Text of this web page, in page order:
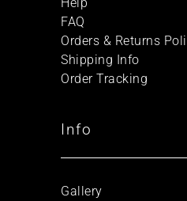
FAQ
Orders & Returns
Shipping Info
Order Tracking
Info
Gallery